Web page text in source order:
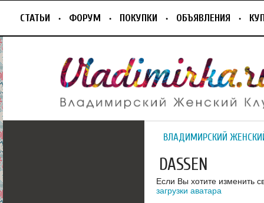
СТАТЬИ ФОРУМ ПОКУПКИ ОБЪЯВЛЕНИЯ
ВЛАДИМИРСКИЙ
DASSEN
Если Вы хотите изменить
загрузки аватара